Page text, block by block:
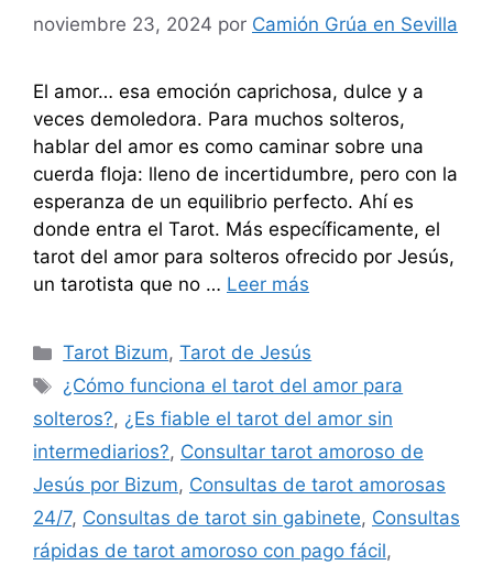
noviembre 23, 2024 por Camión Grúa en Sevilla
El amor… esa emoción caprichosa, dulce y a
veces demoledora. Para muchos solteros,
hablar del amor es como caminar sobre una
cuerda floja: lleno de incertidumbre, pero con la
esperanza de un equilibrio perfecto. Ahí es
donde entra el Tarot. Más específicamente, el
tarot del amor para solteros ofrecido por Jesús,
un tarotista que no … Leer más
Categorías
Tarot Bizum,Tarot de Jesús
Etiquetas
¿Cómo funciona el tarot del amor para
solteros?, ¿Es fiable el tarot del amor sin
intermediarios?, Consultar tarot amoroso de
Jesús por Bizum, Consultas de tarot amorosas
24/7, Consultas de tarot sin gabinete, Consultas
rápidas de tarot amoroso con pago fácil,